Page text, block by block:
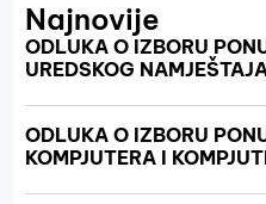
Najnovije
ODLUKA O IZBORU
UREDSKOG
ODLUKA O IZBORU
KOMPJUTERA I